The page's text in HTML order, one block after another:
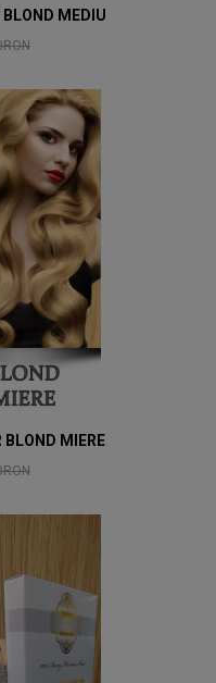
BLOND MEDIU
BLOND MIERE